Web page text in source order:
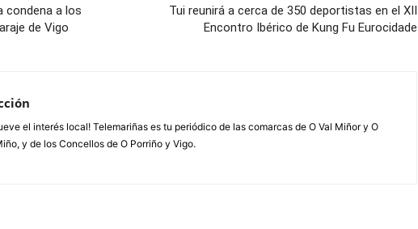
condena a los
de Vigo
Tui reunirá a cerca de 350 deportistas en el XII
Encontro Ibérico de Kung Fu Eurocidade
el interés local! Telemariñas es tu periódico de las comarcas de O Val Miñor y O
y de los Concellos de O Porriño y Vigo.